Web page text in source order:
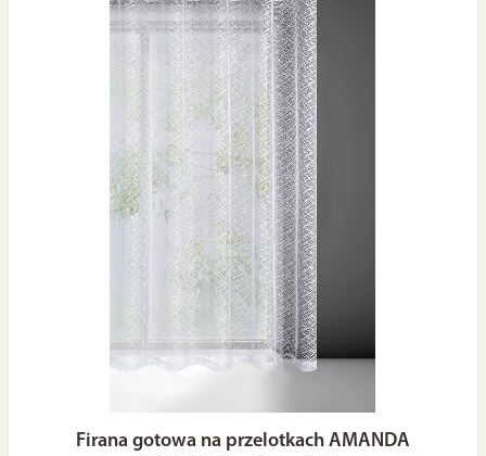
Firana gotowa na przelotkach AMANDA